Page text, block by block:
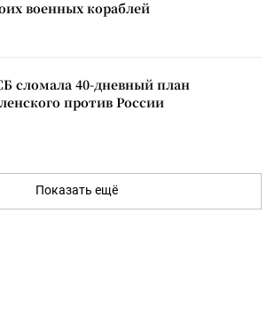
военных кораблей
сломала 40-дневный план
против России
Показать ещё